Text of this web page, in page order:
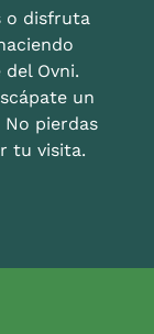
o disfruta
Ovni.
un
pierdas
tu visita.